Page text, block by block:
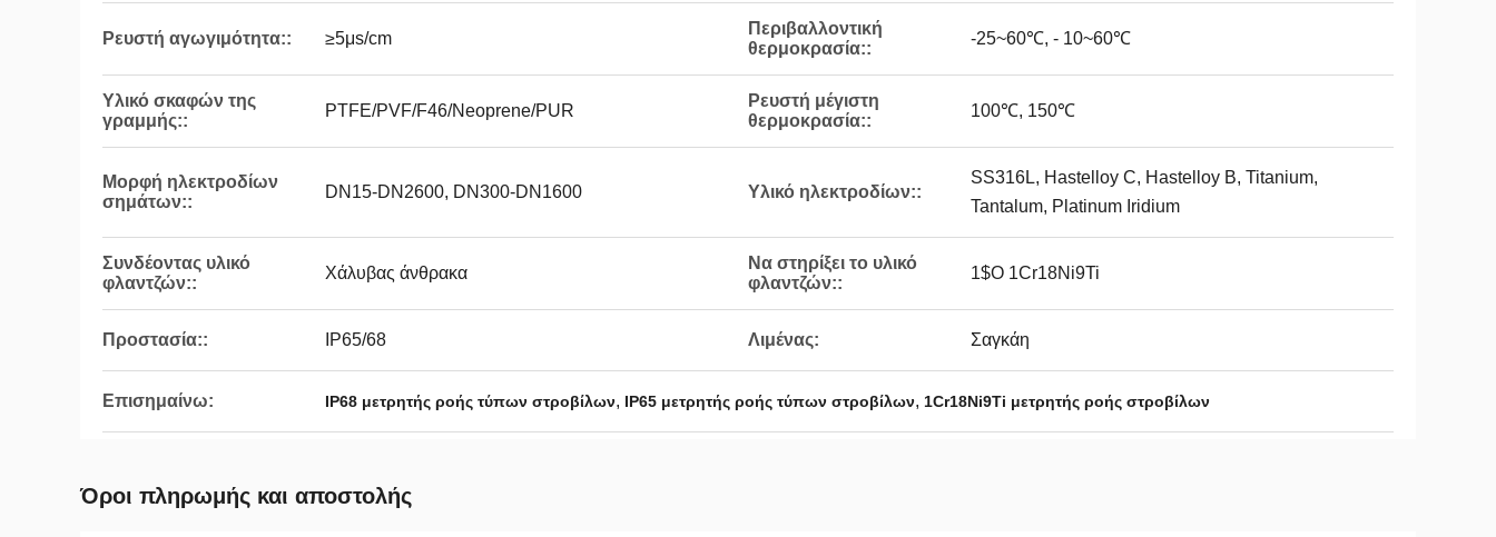
Ρευστή αγωγιμότητα:: ≥5μs/cm
Περιβαλλοντική
θερμοκρασία::
-25~60℃, - 10~60℃
Υλικό σκαφών της
γραμμής::
PTFE/PVF/F46/Neoprene/PUR
Ρευστή μέγιστη
θερμοκρασία::
100℃, 150℃
Μορφή ηλεκτροδίων
σημάτων::
DN15-DN2600, DN300-DN1600 Υλικό ηλεκτροδίων::
SS316L, Hastelloy C, Hastelloy B, Titanium,
Tantalum, Platinum Iridium
Συνδέοντας υλικό
φλαντζών::
Χάλυβας άνθρακα
Να στηρίξει το υλικό
φλαντζών::
1$Ο 1Cr18Ni9Ti
Προστασία:: IP65/68 Λιμένας: Σαγκάη
Επισημαίνω: IP68 μετρητής ροής τύπων στροβίλων, IP65 μετρητής ροής τύπων στροβίλων, 1Cr18Ni9Ti μετρητής ροής στροβίλων
Όροι πληρωμής και αποστολής